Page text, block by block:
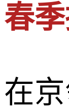
春
在